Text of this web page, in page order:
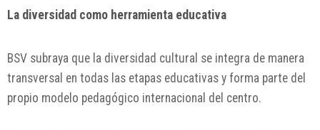
La diversidad como herramienta educativa
BSV subraya que la diversidad cultural se integra de manera
transversal en todas las etapas educativas y forma parte del
propio modelo pedagógico internacional del centro.